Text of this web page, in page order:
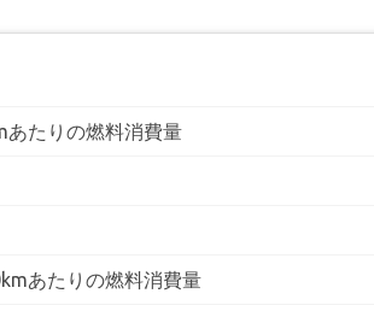
あたりの燃料消費量
あたりの燃料消費量